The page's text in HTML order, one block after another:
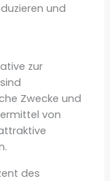
und
zur
Zwecke und
von
des